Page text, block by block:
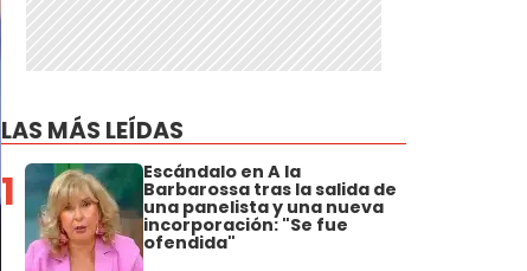
LAS MÁS LEÍDAS
1 Escándalo en A la
Barbarossa tras la salida de
una panelista y una nueva
incorporación: "Se fue
ofendida"